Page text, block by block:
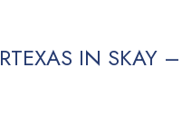
IN SKAY –